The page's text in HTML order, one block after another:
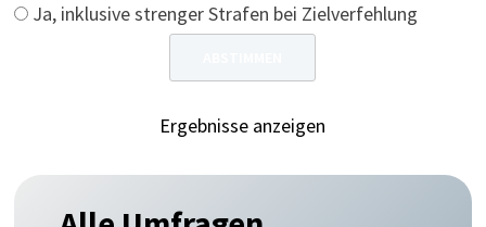
Ja, inklusive strenger Strafen bei Zielverfehlung
Ergebnisse anzeigen